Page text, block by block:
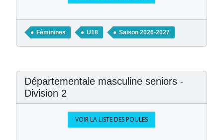
Féminines U18 Saison 2026-2027
Départementale masculine seniors -
Division 2
VOIR LA LISTE DES POULES